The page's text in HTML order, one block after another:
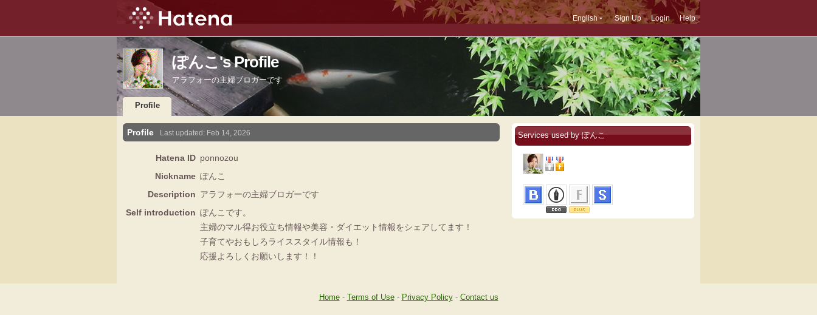
English Sign Up Login Help
ぽんこ's Profile
アラフォーの主婦ブロガーです
Profile
Profile Last updated: Feb 14, 2026
Hatena ID ponnozou
Nickname ぽんこ
Description アラフォーの主婦ブロガーです
Self introduction ぽんこです。
主婦のマル得お役立ち情報や美容・ダイエット情報をシェアしてます！
子育てやおもしろライススタイル情報も！
応援よろしくお願いします！！
Services used by ぽんこ
Home- Terms of Use- Privacy Policy- Contact us